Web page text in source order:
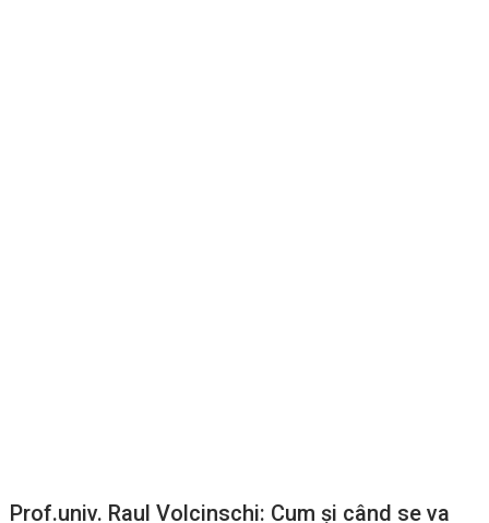
Prof.univ. Raul Volcinschi: Cum și când se va